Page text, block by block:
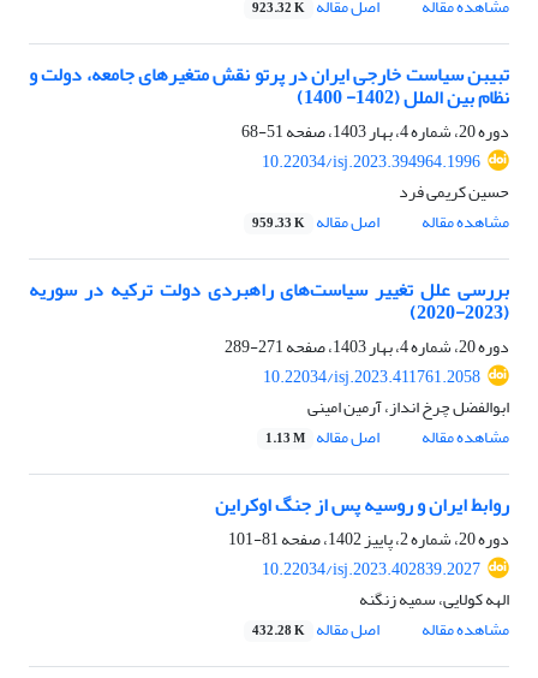
مشاهده مقاله اصل مقاله 923.32 K
تبیبن سیاست خارجی ایران در پرتو نقش متغیرهای جامعه، دولت و
نظام بین الملل (1402- 1400)
دوره 20، شماره 4، بهار 1403، صفحه
51-68
10.22034/isj.2023.394964.1996
حسین کریمی فرد
مشاهده مقاله
اصل مقاله 959.33 K
بررسی علل تغییر سیاست‌های راهبردی دولت ترکیه در سوریه
(2023-2020)
دوره 20، شماره 4، بهار 1403، صفحه
271-289
10.22034/isj.2023.411761.2058
ابوالفضل چرخ انداز، آرمین امینی
مشاهده مقاله
اصل مقاله 1.13 M
روابط ایران و روسیه پس از جنگ اوکراین
دوره 20، شماره 2، پاییز 1402، صفحه
81-101
10.22034/isj.2023.402839.2027
الهه کولایی، سمیه زنگنه
مشاهده مقاله
اصل مقاله 432.28 K